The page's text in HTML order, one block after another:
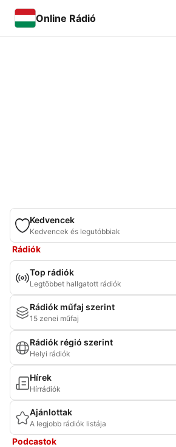
Online Rádió
Kedvencek
Kedvencek és legutóbbiak
Rádiók
Top rádiók
Legtöbbet hallgatott rádiók
Rádiók műfaj szerint
15 zenei műfaj
Rádiók régió szerint
Helyi rádiók
Hírek
Hírrádiók
Ajánlottak
A legjobb rádiók listája
Podcastok